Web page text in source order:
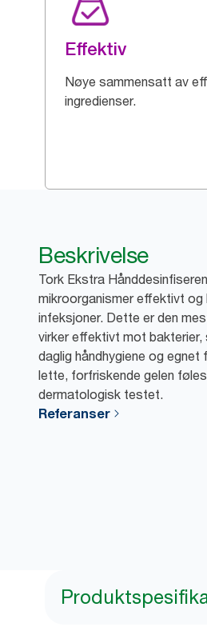
Effektiv
Nøye sammensatt av
ingredienser.
Beskrivelse
Tork Ekstra
mikroorganismer effektivt og
infeksjoner. Dette er den
virker effektivt mot bakterier,
daglig håndhygiene og egnet
lette, forfriskende gelen
dermatologisk testet.
Referanser